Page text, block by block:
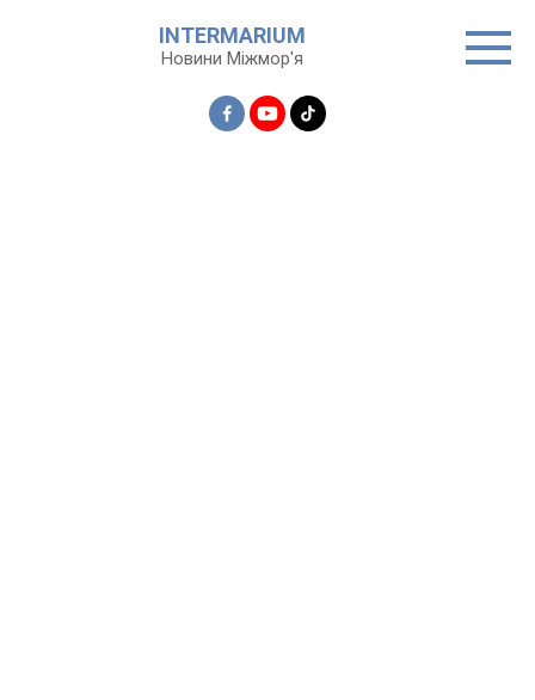
INTERMARIUM
Новини Міжмор'я